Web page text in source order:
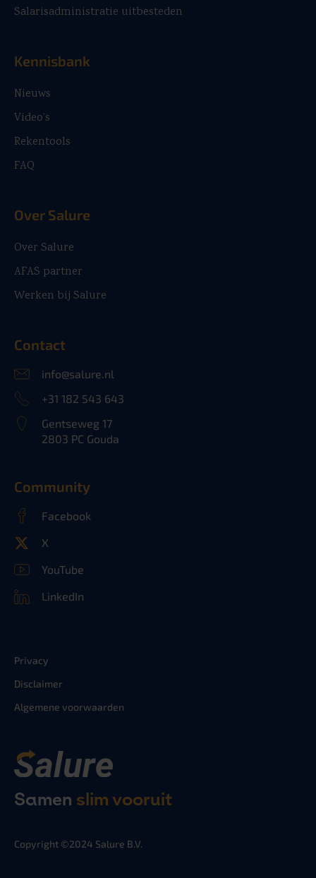
Salarisadministratie uitbesteden
Kennisbank
Nieuws
Video’s
Rekentools
FAQ
Over Salure
Over Salure
AFAS partner
Werken bij Salure
Contact
info@salure.nl
+31 182 543 643
Gentseweg 17
2803 PC Gouda
Community
Facebook
X
YouTube
LinkedIn
Privacy
Disclaimer
Algemene voorwaarden
Copyright ©2024 Salure B.V.
Samen slim vooruit